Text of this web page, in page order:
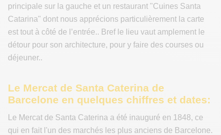
principale sur la gauche et un restaurant "Cuines Santa
Catarina" dont nous apprécions particulièrement la carte
est tout à côté de l’entrée.. Bref le lieu vaut amplement le
détour pour son architecture, pour y faire des courses ou
déjeuner..
Le Mercat de Santa Caterina de
Barcelone en quelques chiffres et dates:
Le Mercat de Santa Caterina a été inauguré en 1848, ce
qui en fait l'un des marchés les plus anciens de Barcelone.